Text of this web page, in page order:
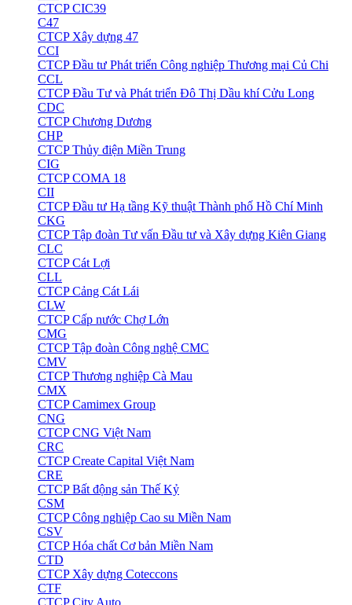
CTCP CIC39
C47
CTCP Xây dựng 47
CCI
CTCP Đầu tư Phát triển Công nghiệp Thương mại Củ Chi
CCL
CTCP Đầu Tư và Phát triển Đô Thị Dầu khí Cửu Long
CDC
CTCP Chương Dương
CHP
CTCP Thủy điện Miền Trung
CIG
CTCP COMA 18
CII
CTCP Đầu tư Hạ tầng Kỹ thuật Thành phố Hồ Chí Minh
CKG
CTCP Tập đoàn Tư vấn Đầu tư và Xây dựng Kiên Giang
CLC
CTCP Cát Lợi
CLL
CTCP Cảng Cát Lái
CLW
CTCP Cấp nước Chợ Lớn
CMG
CTCP Tập đoàn Công nghệ CMC
CMV
CTCP Thương nghiệp Cà Mau
CMX
CTCP Camimex Group
CNG
CTCP CNG Việt Nam
CRC
CTCP Create Capital Việt Nam
CRE
CTCP Bất động sản Thế Kỷ
CSM
CTCP Công nghiệp Cao su Miền Nam
CSV
CTCP Hóa chất Cơ bản Miền Nam
CTD
CTCP Xây dựng Coteccons
CTF